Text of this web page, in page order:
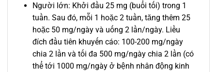
Người lớn: Khởi đầu 25 mg (buổi tối) trong 1
tuần. Sau đó, mỗi 1 hoặc 2 tuần, tăng thêm 25
hoặc 50 mg/ngày và uống 2 lần/ngày. Liều
đích đầu tiên khuyến cáo: 100-200 mg/ngày
chia 2 lần và tối đa 500 mg/ngày chia 2 lần (có
thể tới 1000 mg/ngày ở bệnh nhân động kinh